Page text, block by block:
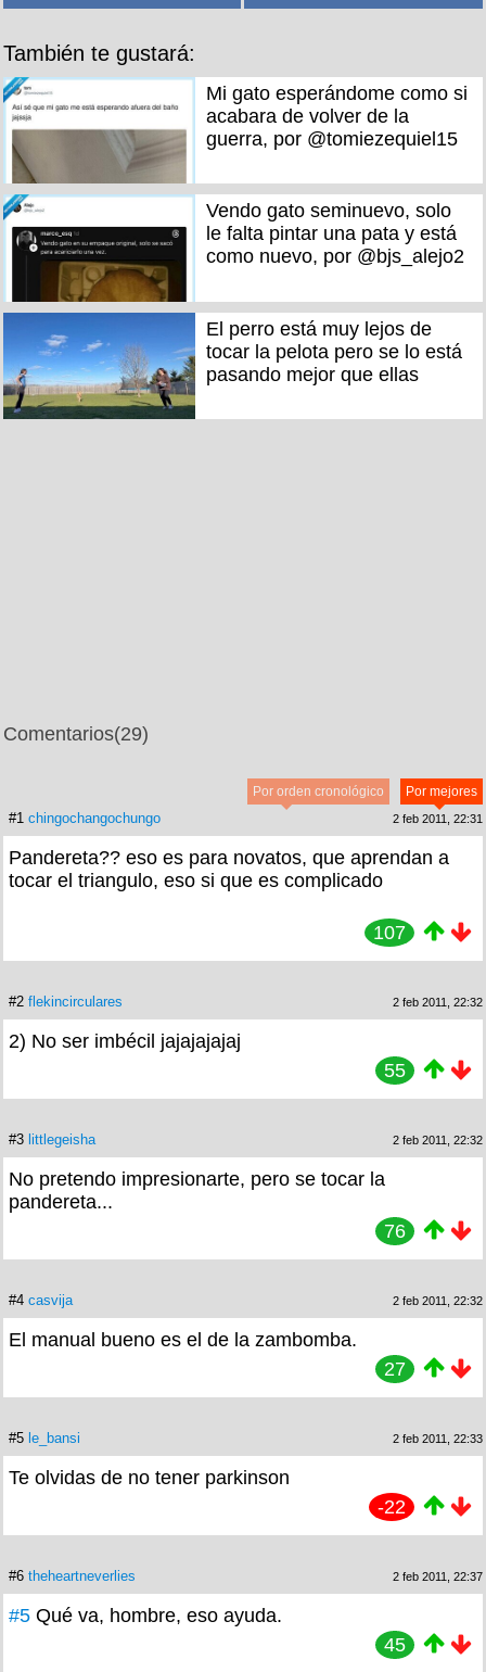
También te gustará:
Mi gato esperándome como si
acabara de volver de la
guerra, por @tomiezequiel15
Vendo gato seminuevo, solo
le falta pintar una pata y está
como nuevo, por @bjs_alejo2
El perro está muy lejos de
tocar la pelota pero se lo está
pasando mejor que ellas
Comentarios(29)
Por mejores
Por orden cronológico
#1 chingochangochungo 2 feb 2011, 22:31
Pandereta?? eso es para novatos, que aprendan a
tocar el triangulo, eso si que es complicado
107
#2 flekincirculares 2 feb 2011, 22:32
2) No ser imbécil jajajajajaj
55
#3 littlegeisha 2 feb 2011, 22:32
No pretendo impresionarte, pero se tocar la
pandereta...
76
#4 casvija 2 feb 2011, 22:32
El manual bueno es el de la zambomba.
27
#5 le_bansi 2 feb 2011, 22:33
Te olvidas de no tener parkinson
-22
#6 theheartneverlies 2 feb 2011, 22:37
#5 Qué va, hombre, eso ayuda.
45